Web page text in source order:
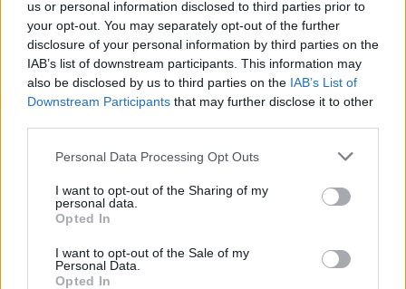
us or personal information disclosed to third parties prior to
your opt-out. You may separately opt-out of the further
disclosure of your personal information by third parties on the
IAB’s list of downstream participants. This information may
also be disclosed by us to third parties on the IAB’s List of
Downstream Participants that may further disclose it to other
Personal Data Processing Opt Outs
I want to opt-out of the Sharing of my
personal data.
Opted In
I want to opt-out of the Sale of my
Personal Data.
Opted In
Βίντεο: Υποψήφιος Δημοκρατικών στη Χαβάη
βρίζει γυναίκες σε παραλία και τρώει ξύλο
Δημοκρατικών για το Κογκρέσο στη Χαβάη, μετά από
επεισόδιο σε κατάμεστη παραλία όπου φέρεται να απείλησε
ΠΡΙΝ 10 ΏΡΕΣ
Εντοπίστηκε σήραγγα 40
μέτρων στη Λιθουανία για τη